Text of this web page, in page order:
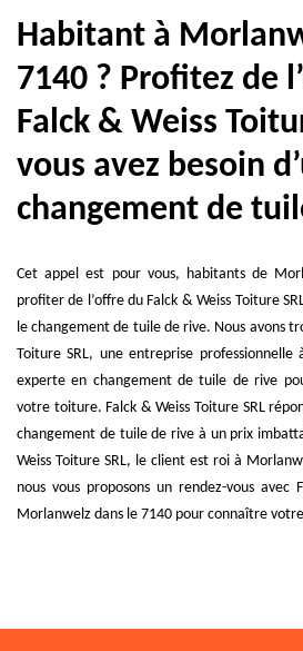
Habitant à
7140 ? Profitez de
Falck & Weiss
vous avez besoin
changement de
Cet appel est pour vous, habitants de
profiter de l’offre du Falck & Weiss Toiture
le changement de tuile de rive. Nous avons
Toiture SRL, une entreprise
experte en changement de tuile de rive
votre toiture. Falck & Weiss Toiture SRL
changement de tuile de rive à un prix
Weiss Toiture SRL, le client est roi à
nous vous proposons un rendez-vous avec
Morlanwelz dans le 7140 pour connaître